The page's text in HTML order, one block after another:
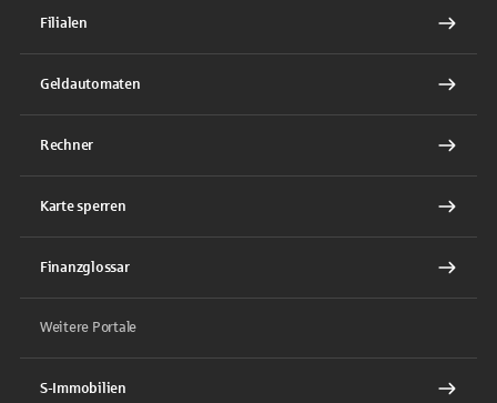
Filialen
Geldautomaten
Rechner
Karte sperren
Finanzglossar
Weitere Portale
S-Immobilien